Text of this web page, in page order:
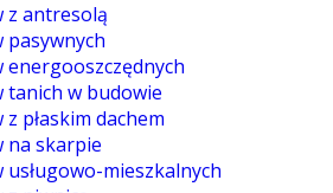
z antresolą
tanich w budowie
płaskim dachem
na skarpie
mieszkalnych